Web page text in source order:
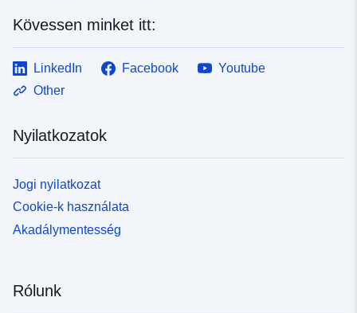
Kövessen minket itt:
LinkedIn Facebook
Youtube
Other
Nyilatkozatok
Jogi nyilatkozat
Cookie-k használata
Akadálymentesség
Rólunk